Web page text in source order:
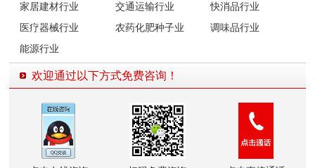
家居建材行业
交通运输行业
快消品行业
医疗器械行业
农药化肥种子业
调味品行业
能源行业
欢迎通过以下方式免费咨询！